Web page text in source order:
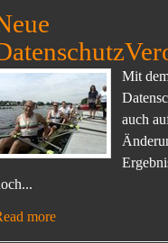
Mit
auch
more